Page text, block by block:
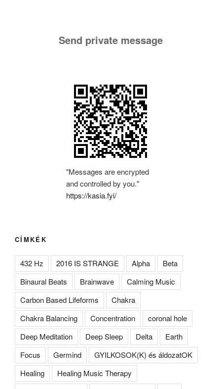
Send private message
"Messages are encrypted
and controlled by you."
https://kasia.fyi/
CÍMKÉK
432 Hz 2016 IS STRANGE Alpha
Beta
Binaural Beats
Brainwave
Calming Music
Carbon Based Lifeforms
Chakra
Chakra Balancing
Concentration
coronal hole
Deep Meditation
Deep Sleep Delta
Earth
Focus
Germind
GYILKOSOK(K) és áldozatOK
Healing
Healing Music Therapy